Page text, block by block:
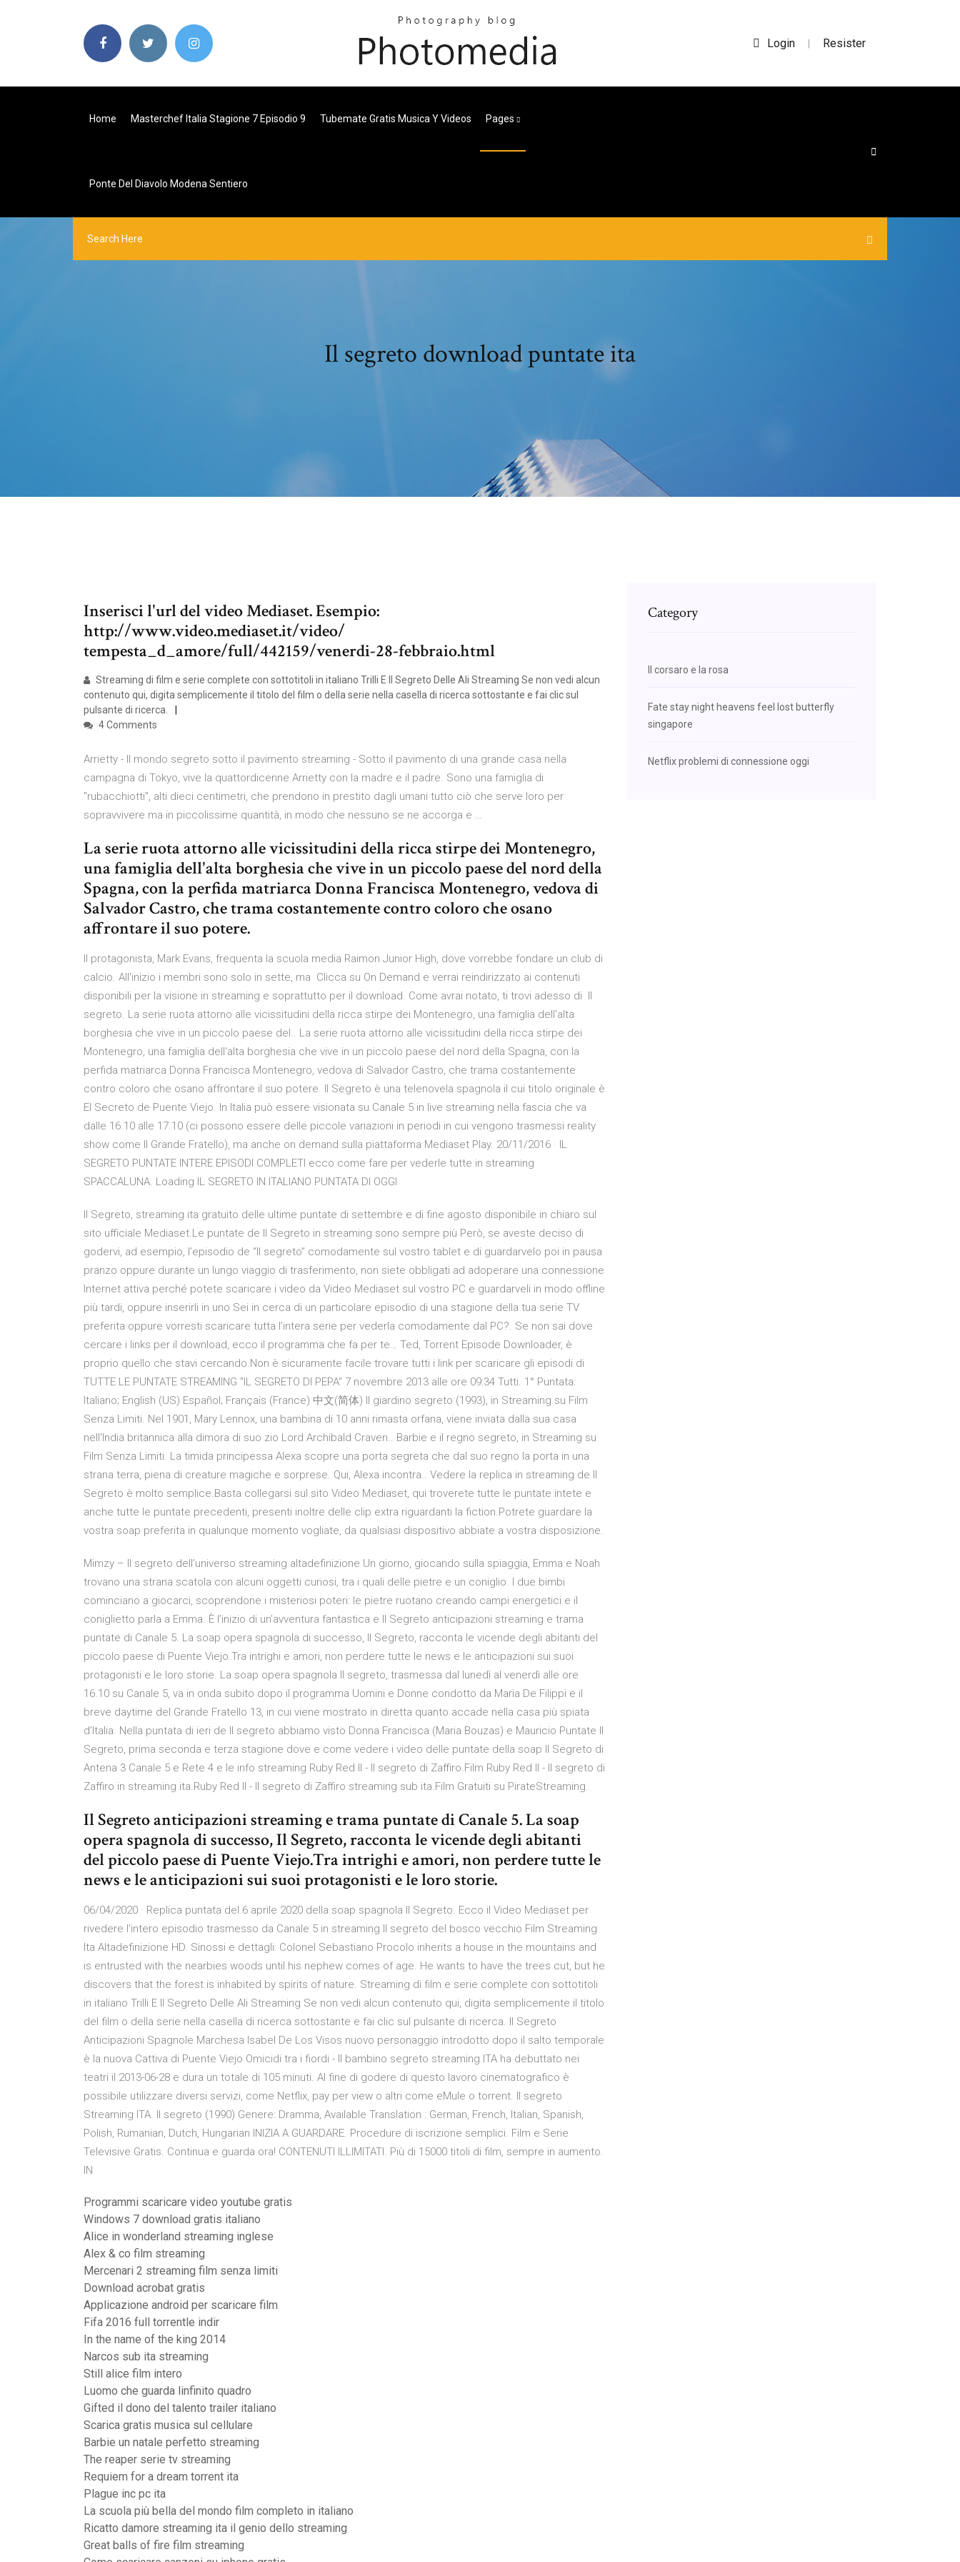
Login | Resister
Home Masterchef Italia Stagione 7 Episodio 9 Tubemate Gratis Musica Y Videos Pages
Ponte Del Diavolo Modena Sentiero
Il segreto download puntate ita
Inserisci l'url del video Mediaset. Esempio:
http://www.video.mediaset.it/video/
tempesta_d_amore/full/442159/venerdi-28-febbraio.html
Streaming di film e serie complete con sottotitoli in italiano Trilli E Il Segreto Delle Ali Streaming Se non vedi alcun
contenuto qui, digita semplicemente il titolo del film o della serie nella casella di ricerca sottostante e fai clic sul
pulsante di ricerca.
4 Comments
Arrietty - Il mondo segreto sotto il pavimento streaming - Sotto il pavimento di una grande casa nella
campagna di Tokyo, vive la quattordicenne Arrietty con la madre e il padre. Sono una famiglia di
"rubacchiotti", alti dieci centimetri, che prendono in prestito dagli umani tutto ciò che serve loro per
sopravvivere ma in piccolissime quantità, in modo che nessuno se ne accorga e …
La serie ruota attorno alle vicissitudini della ricca stirpe dei Montenegro,
una famiglia dell'alta borghesia che vive in un piccolo paese del nord della
Spagna, con la perfida matriarca Donna Francisca Montenegro, vedova di
Salvador Castro, che trama costantemente contro coloro che osano
affrontare il suo potere.
Il protagonista, Mark Evans, frequenta la scuola media Raimon Junior High, dove vorrebbe fondare un club di
calcio. All'inizio i membri sono solo in sette, ma Clicca su On Demand e verrai reindirizzato ai contenuti
disponibili per la visione in streaming e soprattutto per il download. Come avrai notato, ti trovi adesso di Il
segreto. La serie ruota attorno alle vicissitudini della ricca stirpe dei Montenegro, una famiglia dell'alta
borghesia che vive in un piccolo paese del.. La serie ruota attorno alle vicissitudini della ricca stirpe dei
Montenegro, una famiglia dell'alta borghesia che vive in un piccolo paese del nord della Spagna, con la
perfida matriarca Donna Francisca Montenegro, vedova di Salvador Castro, che trama costantemente
contro coloro che osano affrontare il suo potere. Il Segreto è una telenovela spagnola il cui titolo originale è
El Secreto de Puente Viejo. In Italia può essere visionata su Canale 5 in live streaming nella fascia che va
dalle 16.10 alle 17.10 (ci possono essere delle piccole variazioni in periodi in cui vengono trasmessi reality
show come Il Grande Fratello), ma anche on demand sulla piattaforma Mediaset Play. 20/11/2016 · IL
SEGRETO PUNTATE INTERE EPISODI COMPLETI ecco come fare per vederle tutte in streaming
SPACCALUNA. Loading IL SEGRETO IN ITALIANO PUNTATA DI OGGI
Il Segreto, streaming ita gratuito delle ultime puntate di settembre e di fine agosto disponibile in chiaro sul
sito ufficiale Mediaset.Le puntate de Il Segreto in streaming sono sempre più Però, se aveste deciso di
godervi, ad esempio, l’episodio de “Il segreto” comodamente sul vostro tablet e di guardarvelo poi in pausa
pranzo oppure durante un lungo viaggio di trasferimento, non siete obbligati ad adoperare una connessione
Internet attiva perché potete scaricare i video da Video Mediaset sul vostro PC e guardarveli in modo offline
più tardi, oppure inserirli in uno Sei in cerca di un particolare episodio di una stagione della tua serie TV
preferita oppure vorresti scaricare tutta l’intera serie per vederla comodamente dal PC?. Se non sai dove
cercare i links per il download, ecco il programma che fa per te… Ted, Torrent Episode Downloader, è
proprio quello che stavi cercando.Non è sicuramente facile trovare tutti i link per scaricare gli episodi di
TUTTE LE PUNTATE STREAMING "IL SEGRETO DI PEPA" 7 novembre 2013 alle ore 09:34 Tutti. 1° Puntata:
Italiano; English (US) Español; Français (France) 中文(简体) Il giardino segreto (1993), in Streaming su Film
Senza Limiti. Nel 1901, Mary Lennox, una bambina di 10 anni rimasta orfana, viene inviata dalla sua casa
nell'India britannica alla dimora di suo zio Lord Archibald Craven.. Barbie e il regno segreto, in Streaming su
Film Senza Limiti. La timida principessa Alexa scopre una porta segreta che dal suo regno la porta in una
strana terra, piena di creature magiche e sorprese. Qui, Alexa incontra.. Vedere la replica in streaming de Il
Segreto è molto semplice.Basta collegarsi sul sito Video Mediaset, qui troverete tutte le puntate intete e
anche tutte le puntate precedenti, presenti inoltre delle clip extra riguardanti la fiction.Potrete guardare la
vostra soap preferita in qualunque momento vogliate, da qualsiasi dispositivo abbiate a vostra disposizione.
Mimzy – Il segreto dell’universo streaming altadefinizione Un giorno, giocando sulla spiaggia, Emma e Noah
trovano una strana scatola con alcuni oggetti curiosi, tra i quali delle pietre e un coniglio. I due bimbi
cominciano a giocarci, scoprendone i misteriosi poteri: le pietre ruotano creando campi energetici e il
coniglietto parla a Emma. È l’inizio di un’avventura fantastica e Il Segreto anticipazioni streaming e trama
puntate di Canale 5. La soap opera spagnola di successo, Il Segreto, racconta le vicende degli abitanti del
piccolo paese di Puente Viejo.Tra intrighi e amori, non perdere tutte le news e le anticipazioni sui suoi
protagonisti e le loro storie. La soap opera spagnola Il segreto, trasmessa dal lunedì al venerdì alle ore
16.10 su Canale 5, va in onda subito dopo il programma Uomini e Donne condotto da Maria De Filippi e il
breve daytime del Grande Fratello 13, in cui viene mostrato in diretta quanto accade nella casa più spiata
d’Italia. Nella puntata di ieri de Il segreto abbiamo visto Donna Francisca (Maria Bouzas) e Mauricio Puntate Il
Segreto, prima seconda e terza stagione dove e come vedere i video delle puntate della soap Il Segreto di
Antena 3 Canale 5 e Rete 4 e le info streaming Ruby Red II - Il segreto di Zaffiro.Film Ruby Red II - Il segreto di
Zaffiro in streaming ita.Ruby Red II - Il segreto di Zaffiro streaming sub ita.Film Gratuiti su PirateStreaming.
Il Segreto anticipazioni streaming e trama puntate di Canale 5. La soap
opera spagnola di successo, Il Segreto, racconta le vicende degli abitanti
del piccolo paese di Puente Viejo.Tra intrighi e amori, non perdere tutte le
news e le anticipazioni sui suoi protagonisti e le loro storie.
06/04/2020 · Replica puntata del 6 aprile 2020 della soap spagnola Il Segreto. Ecco il Video Mediaset per
rivedere l'intero episodio trasmesso da Canale 5 in streaming Il segreto del bosco vecchio Film Streaming
Ita Altadefinizione HD. Sinossi e dettagli: Colonel Sebastiano Procolo inherits a house in the mountains and
is entrusted with the nearbies woods until his nephew comes of age. He wants to have the trees cut, but he
discovers that the forest is inhabited by spirits of nature. Streaming di film e serie complete con sottotitoli
in italiano Trilli E Il Segreto Delle Ali Streaming Se non vedi alcun contenuto qui, digita semplicemente il titolo
del film o della serie nella casella di ricerca sottostante e fai clic sul pulsante di ricerca. Il Segreto
Anticipazioni Spagnole Marchesa Isabel De Los Visos nuovo personaggio introdotto dopo il salto temporale
è la nuova Cattiva di Puente Viejo Omicidi tra i fiordi - Il bambino segreto streaming ITA ha debuttato nei
teatri il 2013-06-28 e dura un totale di 105 minuti. Al fine di godere di questo lavoro cinematografico è
possibile utilizzare diversi servizi, come Netflix, pay per view o altri come eMule o torrent. Il segreto
Streaming ITA. Il segreto (1990) Genere: Dramma, Available Translation : German, French, Italian, Spanish,
Polish, Rumanian, Dutch, Hungarian INIZIA A GUARDARE. Procedure di iscrizione semplici. Film e Serie
Televisive Gratis. Continua e guarda ora! CONTENUTI ILLIMITATI. Più di 15000 titoli di film, sempre in aumento.
IN
Programmi scaricare video youtube gratis
Windows 7 download gratis italiano
Alice in wonderland streaming inglese
Alex & co film streaming
Mercenari 2 streaming film senza limiti
Download acrobat gratis
Applicazione android per scaricare film
Fifa 2016 full torrentle indir
In the name of the king 2014
Narcos sub ita streaming
Still alice film intero
Luomo che guarda linfinito quadro
Gifted il dono del talento trailer italiano
Scarica gratis musica sul cellulare
Barbie un natale perfetto streaming
The reaper serie tv streaming
Requiem for a dream torrent ita
Plague inc pc ita
La scuola più bella del mondo film completo in italiano
Ricatto damore streaming ita il genio dello streaming
Great balls of fire film streaming
Category
Il corsaro e la rosa
Fate stay night heavens feel lost butterfly
singapore
Netflix problemi di connessione oggi